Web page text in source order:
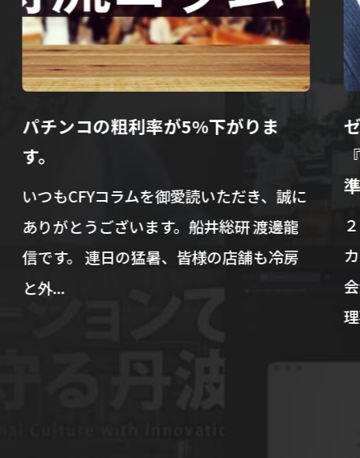
パチンコの粗利率が5%下がりま
す。
いつもCFYコラムを御愛読いただき、誠に
ありがとうございます。船井総研 渡邊龍
信です。 連日の猛暑、皆様の店舗も冷房
と外...